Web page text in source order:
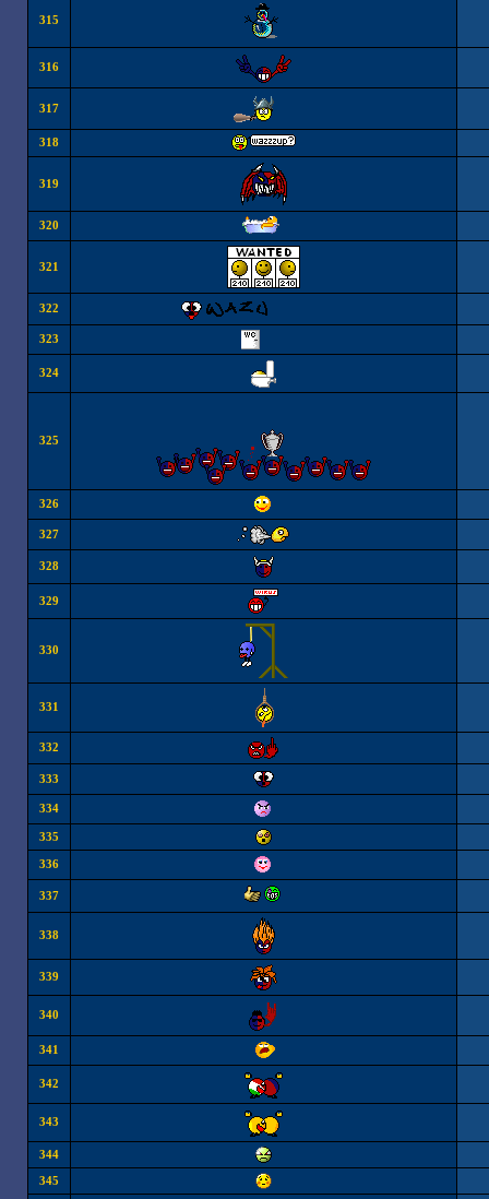
315
316
317
318
319
320
321
322
323
324
325
326
327
328
329
330
331
332
333
334
335
336
337
338
339
340
341
342
343
344
345